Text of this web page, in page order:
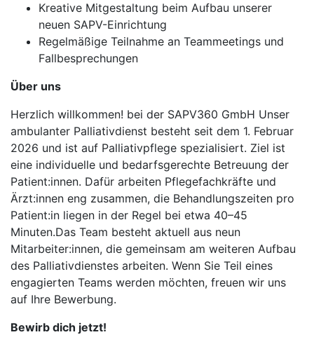
Kreative Mitgestaltung beim Aufbau unserer
neuen SAPV-Einrichtung
Regelmäßige Teilnahme an Teammeetings und
Fallbesprechungen
Über uns
Herzlich willkommen! bei der SAPV360 GmbH Unser
ambulanter Palliativdienst besteht seit dem 1. Februar
2026 und ist auf Palliativpflege spezialisiert. Ziel ist
eine individuelle und bedarfsgerechte Betreuung der
Patient:innen. Dafür arbeiten Pflegefachkräfte und
Ärzt:innen eng zusammen, die Behandlungszeiten pro
Patient:in liegen in der Regel bei etwa 40–45
Minuten.Das Team besteht aktuell aus neun
Mitarbeiter:innen, die gemeinsam am weiteren Aufbau
des Palliativdienstes arbeiten. Wenn Sie Teil eines
engagierten Teams werden möchten, freuen wir uns
auf Ihre Bewerbung.
Bewirb dich jetzt!